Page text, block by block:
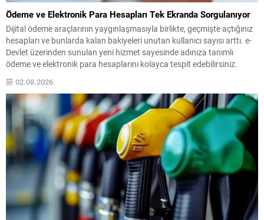
Ödeme ve Elektronik Para Hesapları Tek Ekranda Sorgulanıyor
Dijital ödeme araçlarının yaygınlaşmasıyla birlikte, geçmişte açtığınız
hesapları ve bunlarda kalan bakiyeleri unutan kullanıcı sayısı arttı. e-
Devlet üzerinden sunulan yeni hizmet sayesinde adınıza tanımlı
ödeme ve elektronik para hesaplarını kolayca tespit edebilirsiniz.
bir listede gösterir; böylece tek tek uygulamalara giriş...
02.08.2026